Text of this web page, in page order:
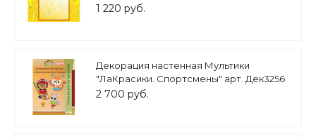
1 220 руб.
Декорация настенная Мультики
"ЛаКрасики. Спортсмены" арт. Дек3256
2 700 руб.